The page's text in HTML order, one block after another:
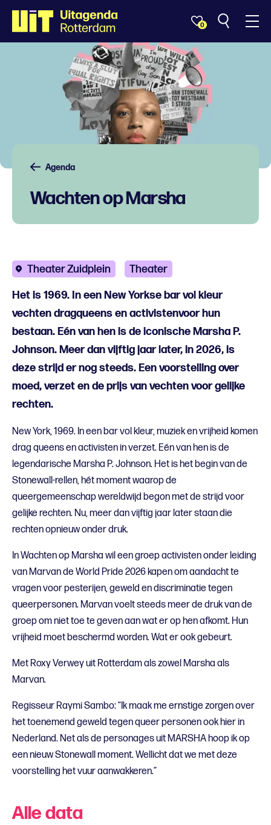
0
Agenda
Wachten op Marsha
Theater Zuidplein Theater
Het is 1969. In een New Yorkse bar vol kleur
vechten dragqueens en activistenvoor hun
bestaan. Eén van hen is de iconische Marsha P.
Johnson. Meer dan vijftig jaar later, in 2026, is
deze strijd er nog steeds. Een voorstelling over
moed, verzet en de prijs van vechten voor gelijke
rechten.
New York, 1969. In een bar vol kleur, muziek en vrijheid komen
drag queens en activisten in verzet. Eén van hen is de
legendarische Marsha P. Johnson. Het is het begin van de
Stonewall-rellen, hét moment waarop de
queergemeenschap wereldwijd begon met de strijd voor
gelijke rechten. Nu, meer dan vijftig jaar later staan die
rechten opnieuw onder druk.
In Wachten op Marsha wil een groep activisten onder leiding
van Marvan de World Pride 2026 kapen om aandacht te
vragen voor pesterijen, geweld en discriminatie tegen
queerpersonen. Marvan voelt steeds meer de druk van de
groep om niet toe te geven aan wat er op hen afkomt. Hun
vrijheid moet beschermd worden. Wat er ook gebeurt.
Met Roxy Verwey uit Rotterdam als zowel Marsha als
Marvan.
Regisseur Raymi Sambo: “Ik maak me ernstige zorgen over
het toenemend geweld tegen queer personen ook hier in
Nederland. Net als de personages uit MARSHA hoop ik op
een nieuw Stonewall moment. Wellicht dat we met deze
voorstelling het vuur aanwakkeren.”
Alle data